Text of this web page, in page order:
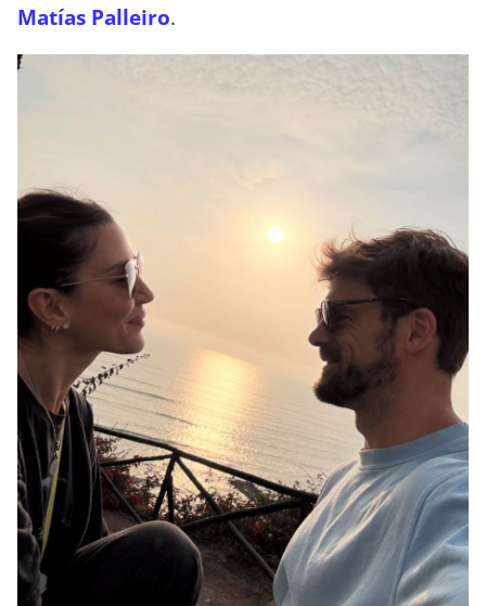
Matías Palleiro.